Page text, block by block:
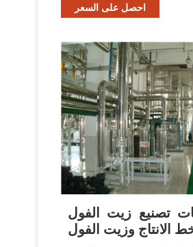
احصل على السعر
تصنيع زيت الفول
الانتاج وزيت الفول